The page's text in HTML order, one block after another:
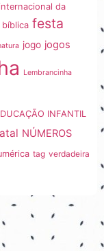
da
bíblica festa
jogo jogos
Lembrancinha
INFANTIL
NÚMEROS
tag verdadeira